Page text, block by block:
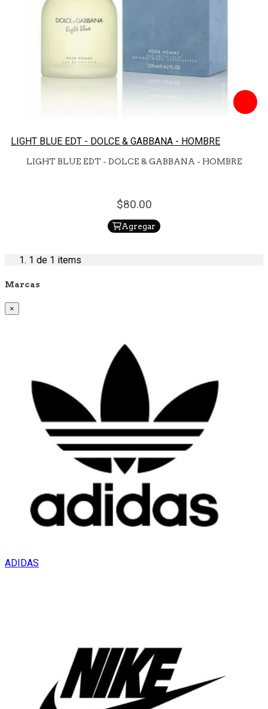
LIGHT BLUE EDT - DOLCE & GABBANA - HOMBRE
LIGHT BLUE EDT - DOLCE & GABBANA - HOMBRE
80.00
Agregar
1 de 1 items
Marcas
×
ADIDAS